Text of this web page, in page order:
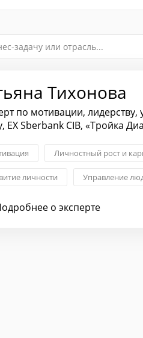
Тихонова
по мотивации,
EX Sberbank CIB, «Тройка
Личностный рост и
личности Управление
изменениями
о эксперте